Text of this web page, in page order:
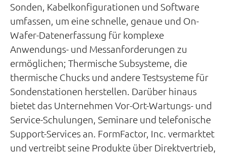
Sonden, Kabelkonfigurationen und Software
umfassen, um eine schnelle, genaue und On-
Wafer-Datenerfassung für komplexe
Anwendungs- und Messanforderungen zu
ermöglichen; Thermische Subsysteme, die
thermische Chucks und andere Testsysteme für
Sondenstationen herstellen. Darüber hinaus
bietet das Unternehmen Vor-Ort-Wartungs- und
Service-Schulungen, Seminare und telefonische
Support-Services an. FormFactor, Inc. vermarktet
und vertreibt seine Produkte über Direktvertrieb,